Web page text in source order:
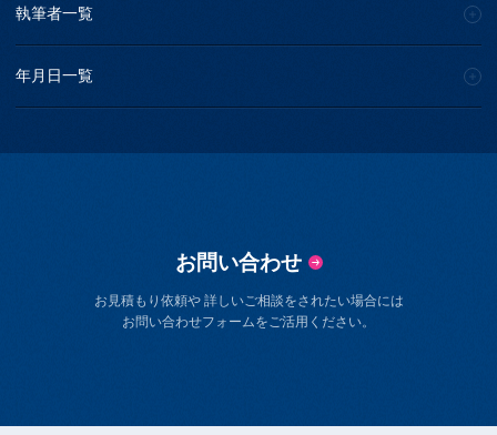
執筆者一覧
年月日一覧
お問い合わせ
お見積もり依頼や 詳しいご相談をされたい場合には
お問い合わせフォームをご活用ください。